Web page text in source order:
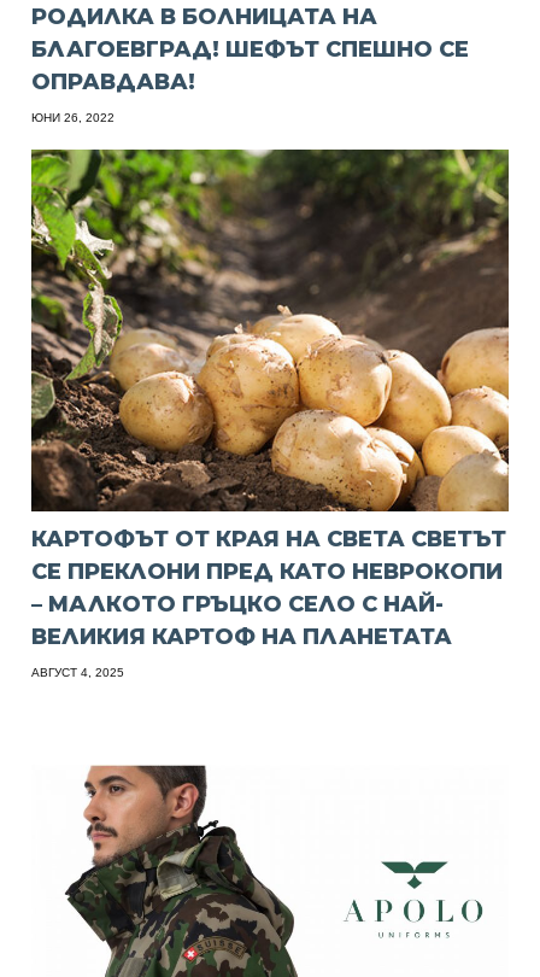
РОДИЛКА В БОЛНИЦАТА НА
БЛАГОЕВГРАД! ШЕФЪТ СПЕШНО СЕ
ОПРАВДАВА!
ЮНИ 26, 2022
КАРТОФЪТ ОТ КРАЯ НА СВЕТА СВЕТЪТ
СЕ ПРЕКЛОНИ ПРЕД КАТО НЕВРОКОПИ
– МАЛКОТО ГРЪЦКО СЕЛО С НАЙ-
ВЕЛИКИЯ КАРТОФ НА ПЛАНЕТАТА
АВГУСТ 4, 2025